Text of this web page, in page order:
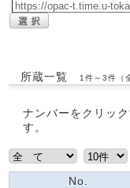
所蔵一覧 1件～3件（
ナンバーをクリッ
す。
No.